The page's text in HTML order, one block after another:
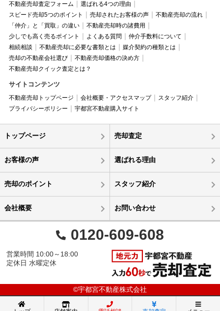
不動産売却査定フォーム
選ばれる4つの理由
スピード売却5つのポイント
売却されたお客様の声
不動産売却の流れ
「仲介」と「買取」の違い
不動産売却時の諸費用
少しでも高く売るポイント
よくある質問
仲介手数料について
相続相談
不動産売却に必要な書類とは
媒介契約の種類とは
売却の不動産会社選び
不動産売却価格の決め方
不動産売却クイック査定とは？
サイトコンテンツ
不動産売却トップページ 会社概要・アクセスマップ
スタッフ紹介
プライバシーポリシー
宇都宮不動産購入サイト
トップページ 売却査定
お客様の声 選ばれる理由
売却のポイント スタッフ紹介
会社概要 お問い合わせ
0120-609-608
営業時間 10:00～18:00
定休日 水曜定休
©宇都宮不動産株式会社